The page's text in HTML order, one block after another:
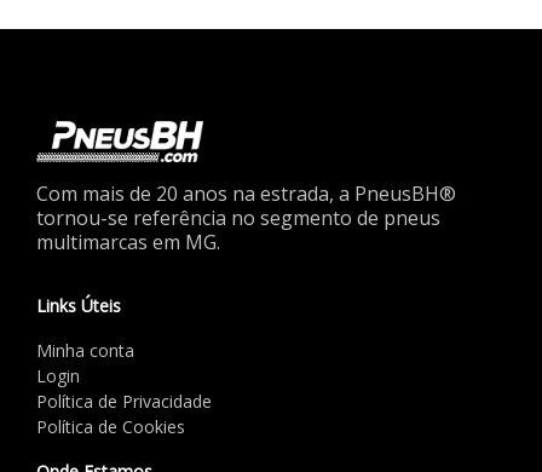
Com mais de 20 anos na estrada, a PneusBH®
tornou-se referência no segmento de pneus
multimarcas em MG.
Links Úteis
Minha conta
Login
Política de Privacidade
Política de Cookies